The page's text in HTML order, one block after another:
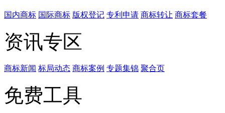
国内商标 国际商标 版权登记 专利申请 商标转让 商标套餐
资讯专区
商标新闻 标局动态 商标案例 专题集锦 聚合页
免费工具